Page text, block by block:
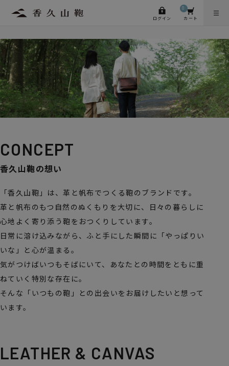
ログイン カート
0
CONCEPT
香久山鞄の想い
「香久山鞄」は、革と帆布でつくる鞄のブランドです。
革と帆布のもつ自然のぬくもりを大切に、日々の暮らしに
心地よく寄り添う鞄をおつくりしています。
日常に溶け込みながら、ふと手にした瞬間に「やっぱりい
いな」と心が温まる。
気がつけばいつもそばにいて、あなたとの時間をともに重
ねていく特別な存在に。
そんな「いつもの鞄」との出会いをお届けしたいと想って
います。
LEATHER & CANVAS